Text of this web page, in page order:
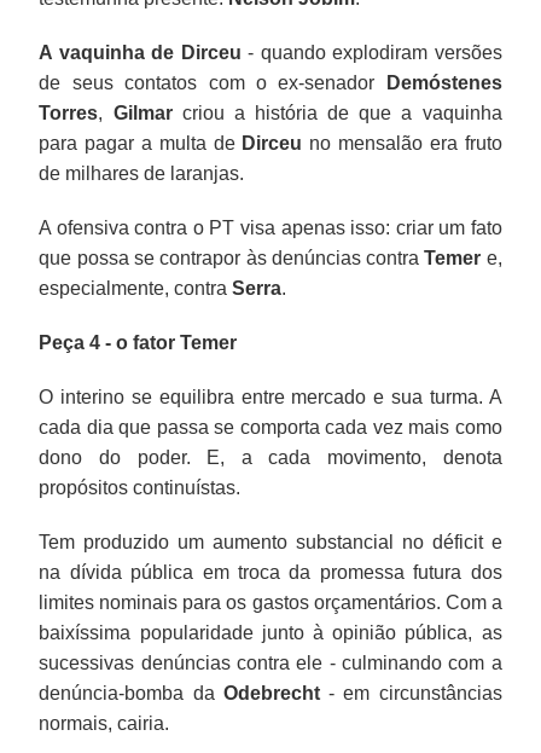
A vaquinha de Dirceu - quando explodiram versões
de seus contatos com o ex-senador
Demóstenes
Torres, Gilmarcriou a história de que a vaquinha
para pagar a multa de Dirceu no mensalão era fruto
de milhares de laranjas.
A ofensiva contra o PT visa apenas isso: criar um fato
que possa se contrapor às denúncias contraTemer e,
especialmente, contraSerra.
Peça 4 - o fator Temer
O interino se equilibra entre mercado e sua turma. A
cada dia que passa se comporta cada vez mais como
dono do poder. E, a cada movimento, denota
propósitos continuístas.
Tem produzido um aumento substancial no déficit e
na dívida pública em troca da promessa futura dos
limites nominais para os gastos orçamentários. Com a
baixíssima popularidade junto à opinião pública, as
sucessivas denúncias contra ele - culminando com a
denúncia-bomba da Odebrecht- em circunstâncias
normais, cairia.